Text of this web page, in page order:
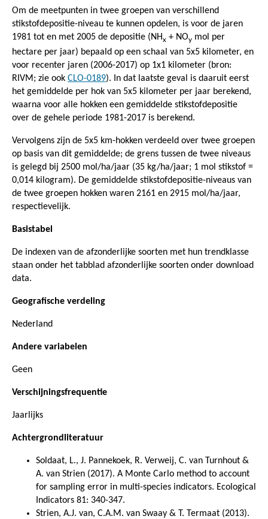
Om de meetpunten in twee groepen van verschillend
stikstofdepositie-niveau te kunnen opdelen, is voor de jaren
1981 tot en met 2005 de depositie (NHx + NOy mol per
hectare per jaar) bepaald op een schaal van 5x5 kilometer, en
voor recenter jaren (2006-2017) op 1x1 kilometer (bron:
RIVM; zie ook CLO-0189). In dat laatste geval is daaruit eerst
het gemiddelde per hok van 5x5 kilometer per jaar berekend,
waarna voor alle hokken een gemiddelde stikstofdepositie
over de gehele periode 1981-2017 is berekend.
Vervolgens zijn de 5x5 km-hokken verdeeld over twee groepen
op basis van dit gemiddelde; de grens tussen de twee niveaus
is gelegd bij 2500 mol/ha/jaar (35 kg/ha/jaar; 1 mol stikstof =
0,014 kilogram). De gemiddelde stikstofdepositie-niveaus van
de twee groepen hokken waren 2161 en 2915 mol/ha/jaar,
respectievelijk.
Basistabel
De indexen van de afzonderlijke soorten met hun trendklasse
staan onder het tabblad afzonderlijke soorten onder download
data.
Geografische verdeling
Nederland
Andere variabelen
Geen
Verschijningsfrequentie
Jaarlijks
Achtergrondliteratuur
Soldaat, L., J. Pannekoek, R. Verweij, C. van Turnhout &
A. van Strien (2017). A Monte Carlo method to account
for sampling error in multi-species indicators. Ecological
Indicators 81: 340-347.
Strien, A.J. van, C.A.M. van Swaay & T. Termaat (2013).